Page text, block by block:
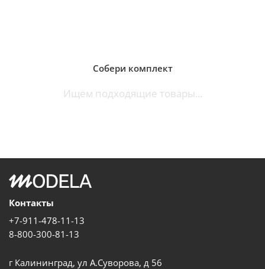
Собери комплект
Ищем подходящие товары...
Контакты
+7-911-478-11-13
8-800-300-81-13
г Калининград, ул А.Суворова, д 56